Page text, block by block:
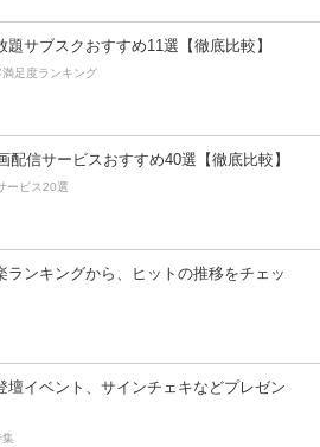
題サブスクおすすめ11選【徹底比較】
足度ランキング
配信サービスおすすめ40選【徹底比較】
ービス20選
ランキングから、ヒットの推移をチェッ
壇イベント、サインチェキなどプレゼン
集